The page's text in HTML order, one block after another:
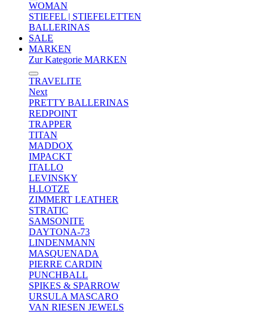
WOMAN
STIEFEL | STIEFELETTEN
BALLERINAS
SALE
MARKEN
Zur Kategorie MARKEN
TRAVELITE
Next
PRETTY BALLERINAS
REDPOINT
TRAPPER
TITAN
MADDOX
IMPACKT
ITALLO
LEVINSKY
H.LOTZE
ZIMMERT LEATHER
STRATIC
SAMSONITE
DAYTONA-73
LINDENMANN
MASQUENADA
PIERRE CARDIN
PUNCHBALL
SPIKES & SPARROW
URSULA MASCARO
VAN RIESEN JEWELS